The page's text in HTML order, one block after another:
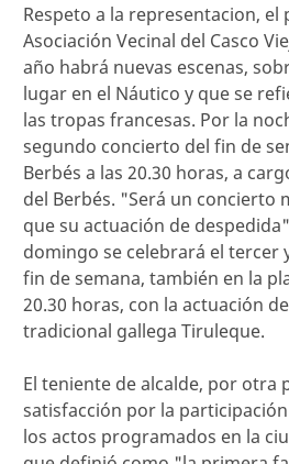
Respeto a la representacion, el
Asociación Vecinal del Casco
año habrá nuevas escenas,
lugar en el Náutico y que se
las tropas francesas. Por la
segundo concierto del fin de
Berbés a las 20.30 horas, a
del Berbés. "Será un concierto
que su actuación de
domingo se celebrará el tercer
fin de semana, también en la
20.30 horas, con la actuación
tradicional gallega Tiruleque.
El teniente de alcalde, por otra
satisfacción por la
los actos programados en la